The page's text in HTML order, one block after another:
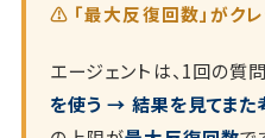
⚠️ 「最大反復回数」がク
エージェントは、1回の質
を使う → 結果を見てまた